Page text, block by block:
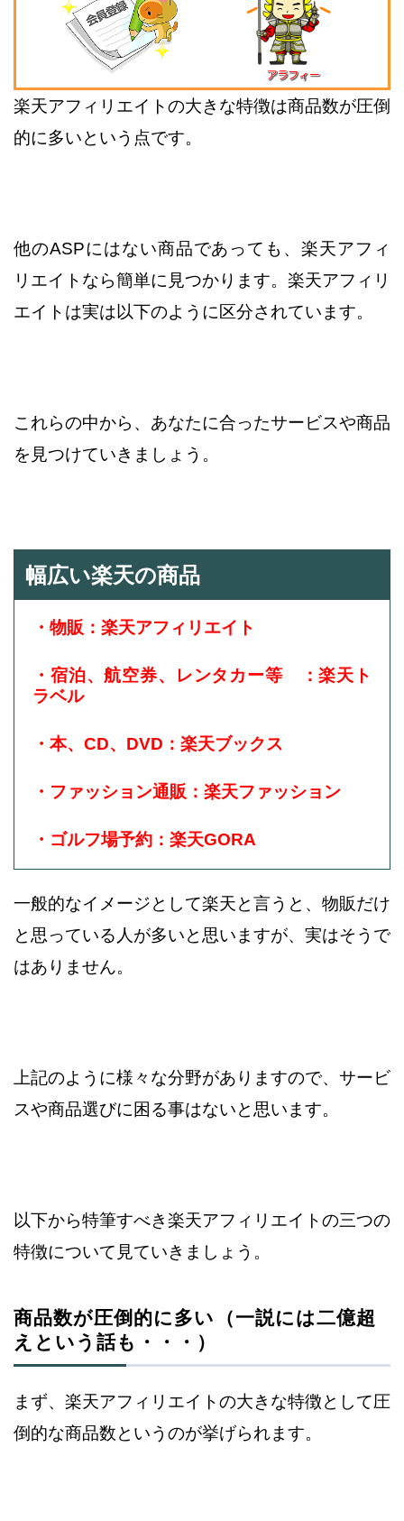
楽天アフィリエイトの大きな特徴は商品数が圧倒
的に多いという点です。
他のASPにはない商品であっても、楽天アフィ
リエイトなら簡単に見つかります。 楽天アフィリ
エイトは実は以下のように区分されています。
これらの中から、あなたに合ったサービスや商品
を見つけていきましょう。
幅広い楽天の商品
・物販：楽天アフィリエイト
・宿泊、航空券、レンタカー等 ：楽天ト
ラベル
・本、CD、DVD：楽天ブックス
・ファッション通販：楽天ファッション
・ゴルフ場予約：楽天GORA
一般的なイメージとして楽天と言うと、物販だけ
と思っている人が多いと 思いますが、実はそうで
はありません。
上記のように様々な分野がありますので、サービ
スや商品選びに 困る事はないと思います。
以下から特筆すべき楽天アフィリエイトの三つの
特徴について見ていきましょう。
商品数が圧倒的に多い（一説には二億超
えという話も・・・）
まず、楽天アフィリエイトの大きな特徴として圧
倒的な商品数というのが挙げられます。